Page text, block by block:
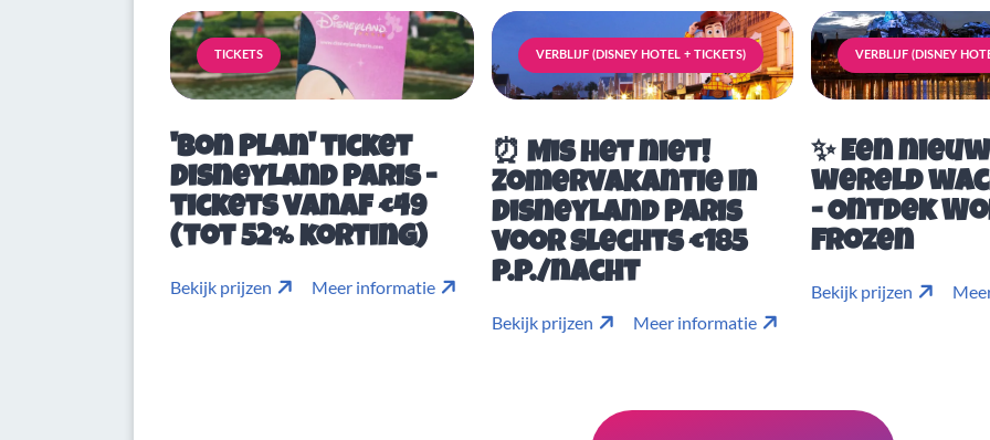
TICKETS
'Bon Plan' ticket
Disneyland Paris -
tickets vanaf €49
(tot 52% korting)
Bekijk prijzen Meer informatie
VERBLIJF (DISNEY HOTEL + TICKETS)
⏰ Mis het niet!
Zomervakantie in
Disneyland Paris
voor slechts €185
p.p./nacht
Bekijk prijzen Meer informatie
VERBLIJF (DISNEY
✨ Een
wereld
- Ontdek
Frozen
Bekijk prijzen